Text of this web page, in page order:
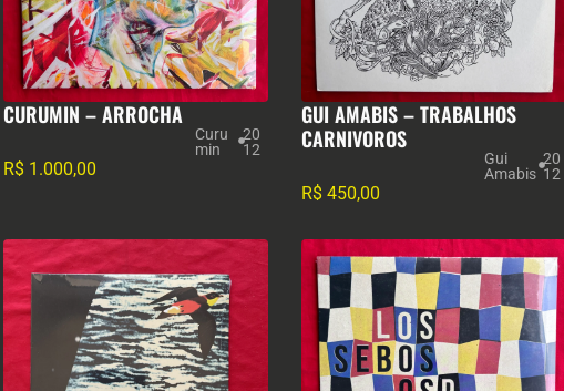
CURUMIN – ARROCHA
Curu
min
20
12
R$ 1.000,00
GUI AMABIS – TRABALHOS
CARNIVOROS
Gui
Amabis
20
12
R$ 450,00